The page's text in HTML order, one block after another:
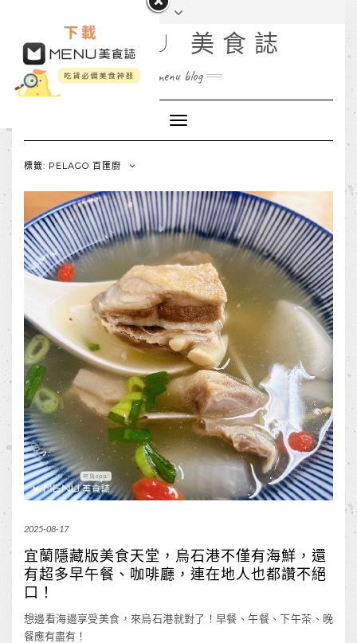
MENU 美食誌
menu blog
Toggle
Navigation
標籤: PELAGO 百匯廚
2025-08-17
宜蘭隱藏版美食天堂，烏石港不僅有海鮮，還
有超多早午餐、咖啡廳，連在地人也都讚不絕
口！
想邊看海邊享受美食，來烏石港就對了！早餐、午餐、下午茶、晚
餐應有盡有！